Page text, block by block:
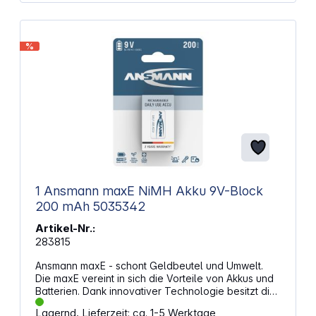
%
1 Ansmann maxE NiMH Akku 9V-Block
200 mAh 5035342
Artikel-Nr.:
283815
Ansmann maxE - schont Geldbeutel und Umwelt.
Die maxE vereint in sich die Vorteile von Akkus und
Batterien. Dank innovativer Technologie besitzt die
maxE Zelle im Gegensatz zu herkömmlichen Akkus
Lagernd, Lieferzeit: ca. 1-5 Werktage